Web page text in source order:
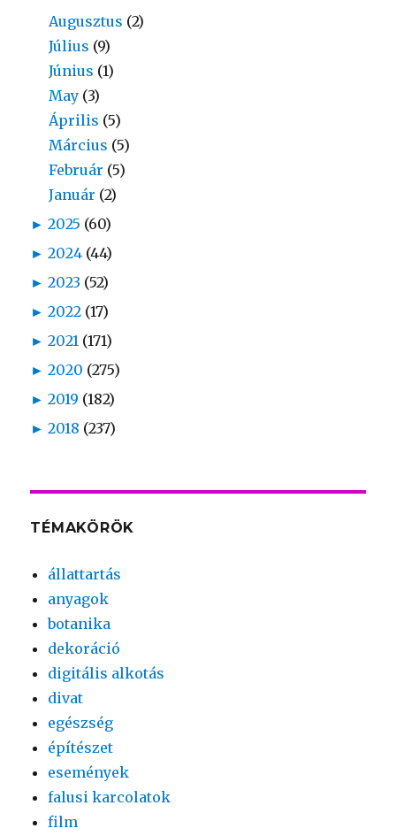
Augusztus (2)
Július (9)
Június (1)
May (3)
Április (5)
Március (5)
Február (5)
Január (2)
► 2025 (60)
► 2024 (44)
► 2023 (52)
► 2022 (17)
► 2021 (171)
► 2020 (275)
► 2019 (182)
► 2018 (237)
TÉMAKÖRÖK
állattartás
anyagok
botanika
dekoráció
digitális alkotás
divat
egészség
építészet
események
falusi karcolatok
film